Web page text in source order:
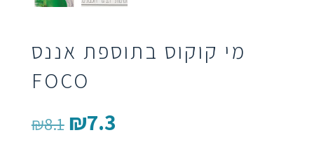
מי קוקוס בתוספת אננס
FOCO
₪8.1 Original
₪7.3